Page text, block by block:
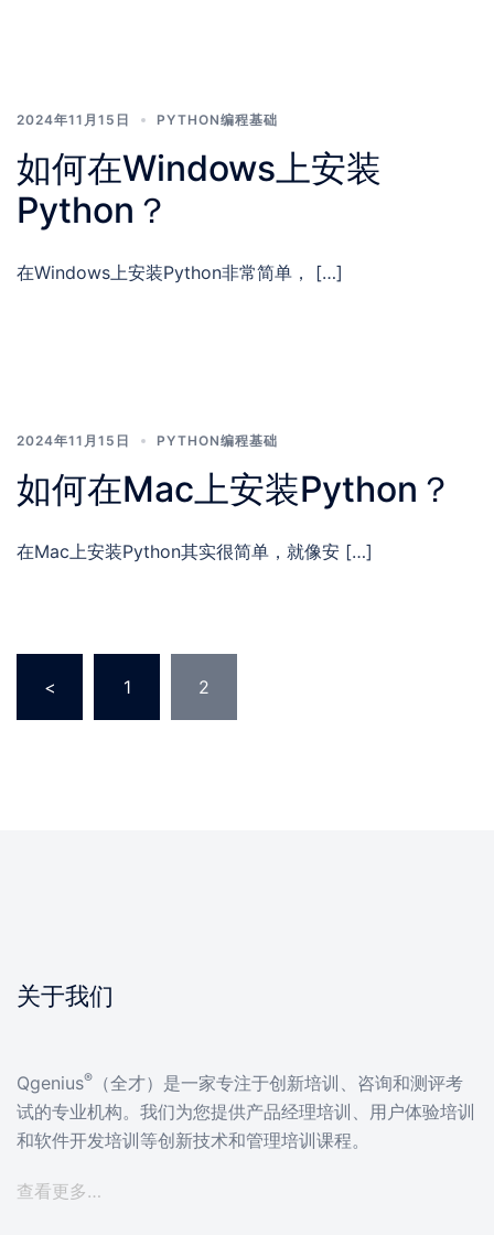
2024年11月15日 PYTHON编程基础
如何在Windows上安装
Python？
在Windows上安装Python非常简单， […]
2024年11月15日 PYTHON编程基础
如何在Mac上安装Python？
在Mac上安装Python其实很简单，就像安 […]
< 1 2
关于我们
Qgenius®
（全才）是一家专注于创新培训、咨询和测评考
试的专业机构。我们为您提供产品经理培训、用户体验培训
和软件开发培训等创新技术和管理培训课程。
查看更多…